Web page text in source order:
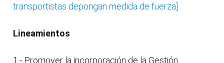
transportistas depongan medida de fuerza]
Lineamientos
1.- Promover la incorporación de la Gestión